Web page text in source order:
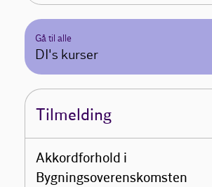
Gå til alle
DI's kurser
Tilmelding
Akkordforhold i
Bygningsoverenskomsten